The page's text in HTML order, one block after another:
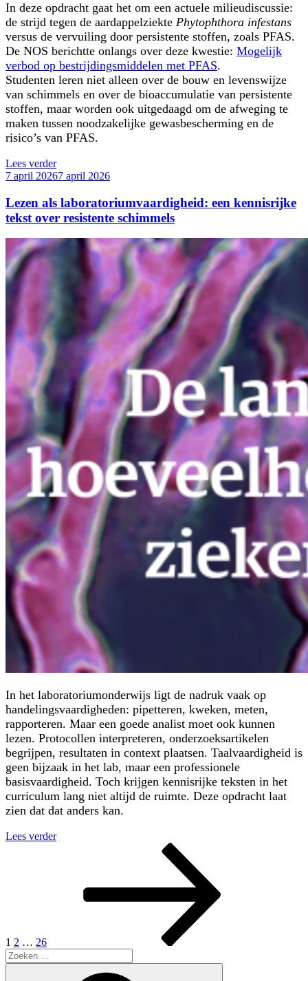
In deze opdracht gaat het om een actuele milieudiscussie:
de strijd tegen de aardappelziekte Phytophthora infestans
versus de vervuiling door persistente stoffen, zoals PFAS.
De NOS berichtte onlangs over deze kwestie: Mogelijk
verbod op bestrijdingsmiddelen met PFAS.
Studenten leren niet alleen over de bouw en levenswijze
van schimmels en over de bioaccumulatie van persistente
stoffen, maar worden ook uitgedaagd om de afweging te
maken tussen noodzakelijke gewasbescherming en de
risico’s van PFAS.
Lees verder“Actuele
opdracht
schimmels
en
aardappelteelt”
Geplaatst
7 april 20267 april 2026
Lezen als laboratoriumvaardigheid: een kennisrijke
tekst over resistente schimmels
In het laboratoriumonderwijs ligt de nadruk vaak op
handelingsvaardigheden: pipetteren, kweken, meten,
rapporteren. Maar een goede analist moet ook kunnen
lezen. Protocollen interpreteren, onderzoeksartikelen
begrijpen, resultaten in context plaatsen. Taalvaardigheid is
geen bijzaak in het lab, maar een professionele
basisvaardigheid. Toch krijgen kennisrijke teksten in het
curriculum lang niet altijd de ruimte. Deze opdracht laat
zien dat dat anders kan.
Lees verder“Lezen
kennisrijke
1 2 … 26
Zoeken
naar: